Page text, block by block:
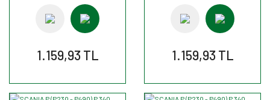
1.159,93 TL 1.159,93 TL